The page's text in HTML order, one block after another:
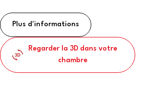
Plus d'informations
Regarder la 3D dans votre
chambre